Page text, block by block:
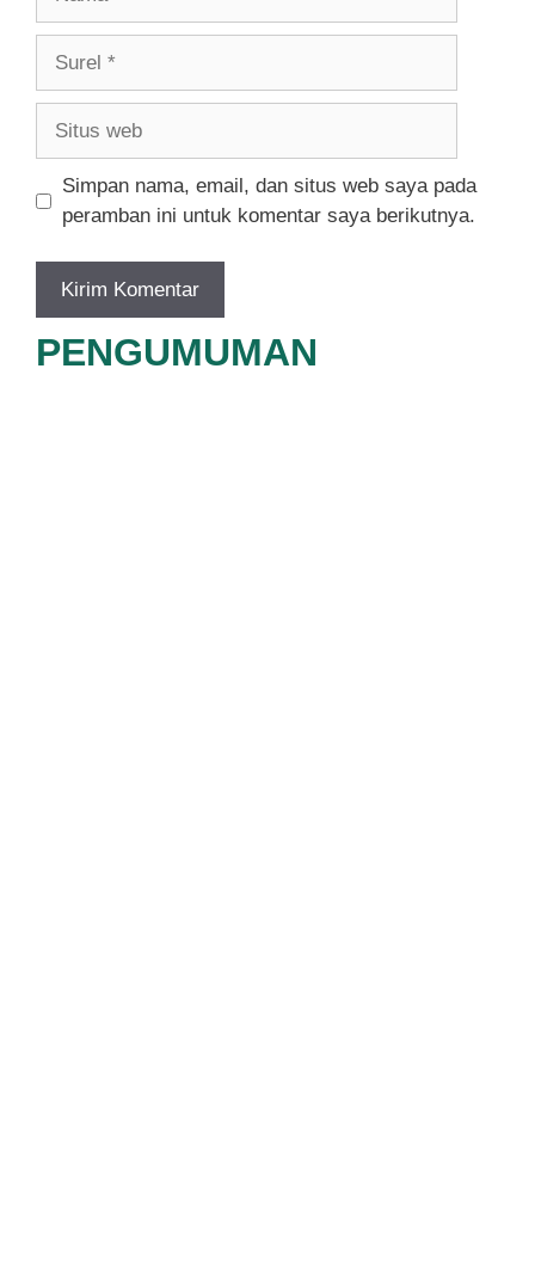
Simpan nama, email, dan situs web saya pada
peramban ini untuk komentar saya berikutnya.
PENGUMUMAN